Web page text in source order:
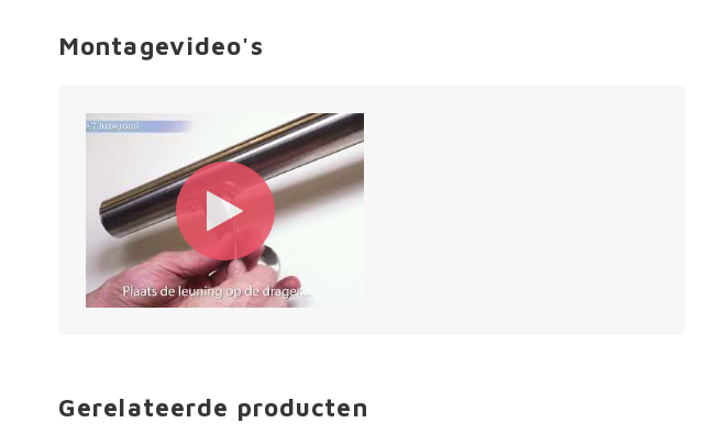
Montagevideo's
Gerelateerde producten